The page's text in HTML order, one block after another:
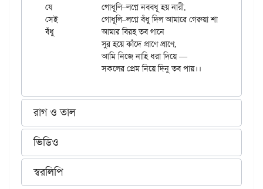
যে		গোধূলি–লগ্নে নববধূ হয় নারী,
সেই		গোধূলি–লগ্নে বঁধু দিল আমারে গেরুয়া শাড়ি।
বঁধু		আমার বিরহ তব গানে
		‌‌সুর হয়ে কাঁদে প্রাণে প্রাণে,
		আমি নিজে নাহি ধরা দিয়ে —
রাগ ও তাল
ভিডিও
স্বরলিপি